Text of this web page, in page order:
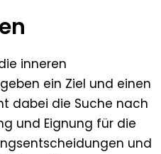
inneren
ein Ziel und einen
dabei die Suche nach
und Eignung für die
und